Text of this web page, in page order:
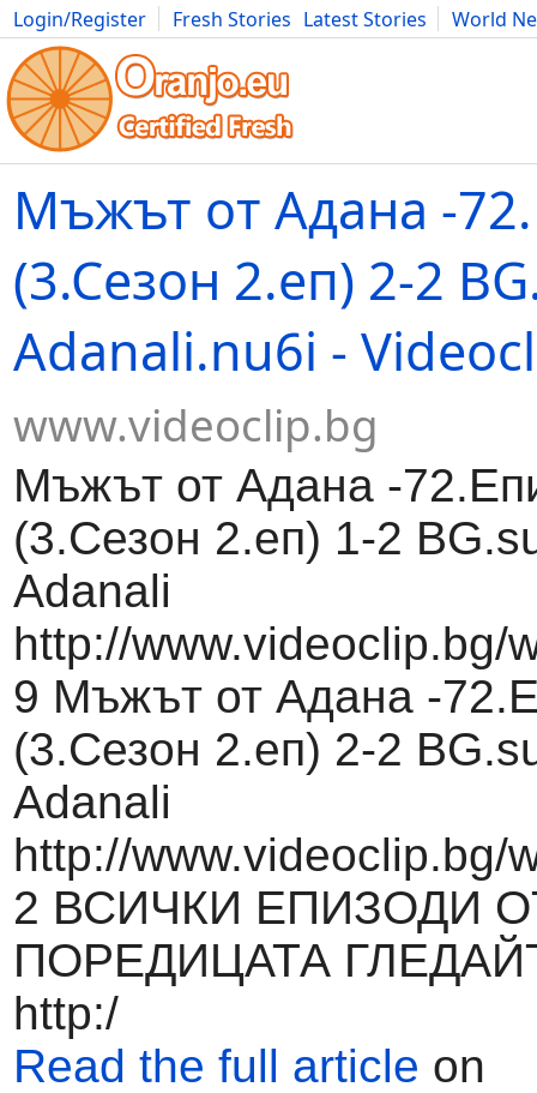
Login/Register Fresh Stories Latest Stories
World
Movies Anime Music Art Cars Advice Science
Мъжът от Адана -
(3.Сезон 2.еп) 2-2
Adanali.nu6i -
www.videoclip.bg
Мъжът от Адана -
(3.Сезон 2.еп) 1-2
Adanali
http://www.videoclip.bg/
9 Мъжът от Адана -
(3.Сезон 2.еп) 2-2
Adanali
http://www.videoclip.bg/
2 ВСИЧКИ ЕПИЗОДИ
ПОРЕДИЦАТА
http:/
Read the full article on